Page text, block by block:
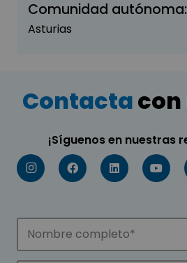
Comunidad autónoma:
Asturias
Contacta
¡Síguenos en nuestras